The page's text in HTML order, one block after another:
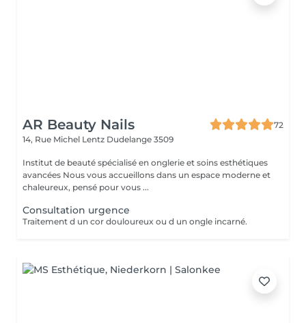
AR Beauty Nails
72
14, Rue Michel Lentz Dudelange 3509
Institut de beauté spécialisé en onglerie et soins esthétiques
avancées Nous vous accueillons dans un espace moderne et
chaleureux, pensé pour vous ...
Consultation urgence
Traitement d un cor douloureux ou d un ongle incarné.